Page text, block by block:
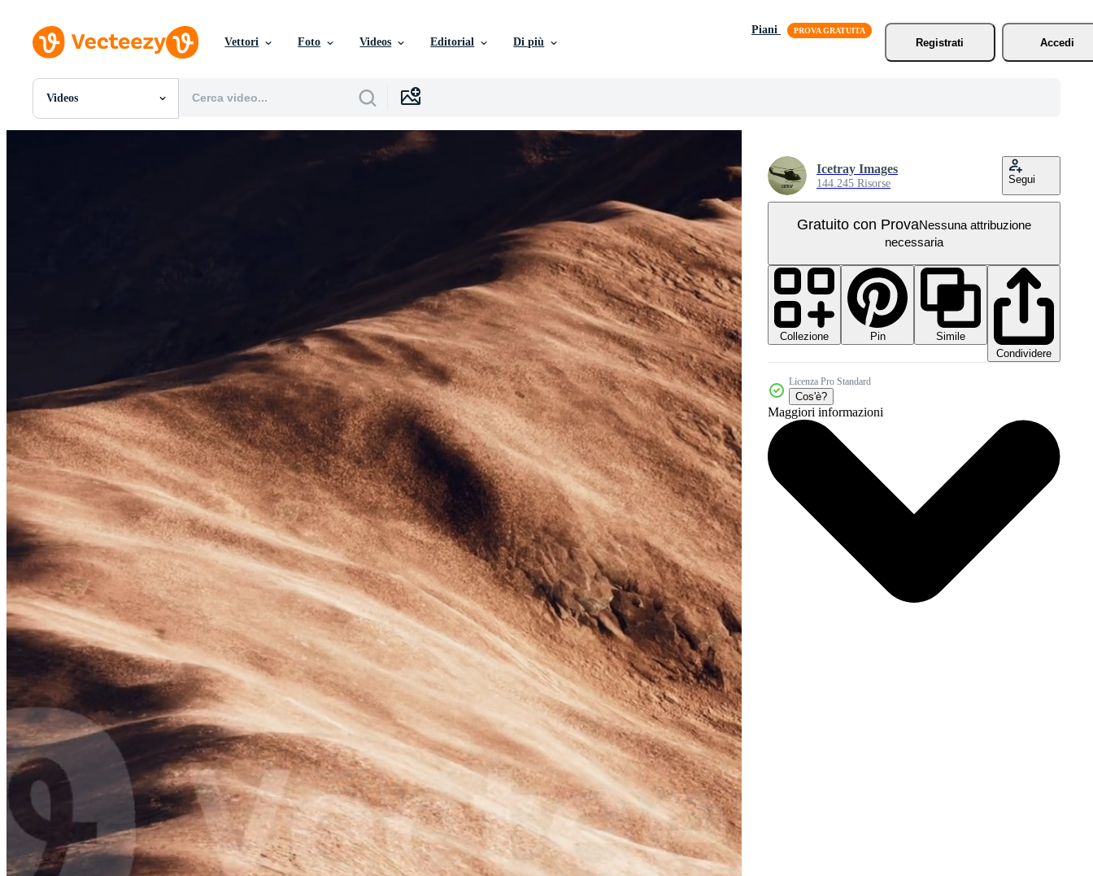
Vettori Foto Videos Editorial Di più
Piani
Registrati
Accedi
Videos
Tutte Immagini
Icetray Images
144.245 Risorse Segui
Gratuito con ProvaNessuna attribuzione
necessaria
Collezione Pin
Simile
Condividere
Licenza Pro Standard
Cos'è?
Maggiori informazioni